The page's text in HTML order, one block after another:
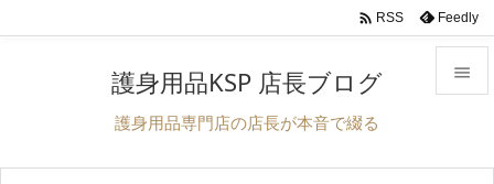


 RSS Feedly
護身用品KSP 店長ブログ
護身用品専門店の店長が本音で綴る